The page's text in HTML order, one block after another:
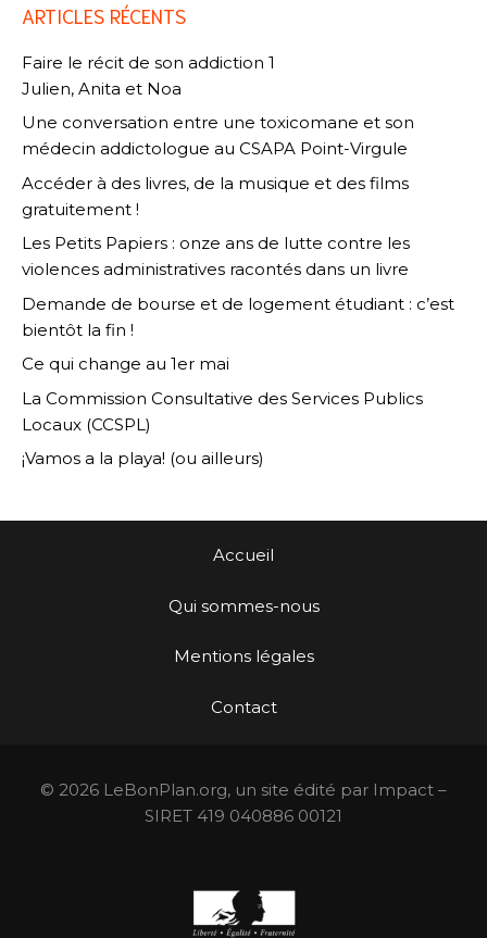
ARTICLES RÉCENTS
Faire le récit de son addiction 1
Julien, Anita et Noa
Une conversation entre une toxicomane et son
médecin addictologue au CSAPA Point-Virgule
Accéder à des livres, de la musique et des films
gratuitement !
Les Petits Papiers : onze ans de lutte contre les
violences administratives racontés dans un livre
Demande de bourse et de logement étudiant : c’est
bientôt la fin !
Ce qui change au 1er mai
La Commission Consultative des Services Publics
Locaux (CCSPL)
¡Vamos a la playa! (ou ailleurs)
Accueil
Qui sommes-nous
Mentions légales
Contact
© 2026 LeBonPlan.org, un site édité par Impact –
SIRET 419 040886 00121